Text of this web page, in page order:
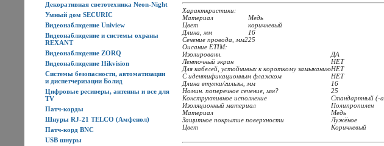
Декоративная светотехника Neon-Night
Умный дом SECURIC
Видеонаблюдение Uniview
Видеонаблюдение и системы охраны
REXANT
Видеонаблюдение ZORQ
Видеонаблюдение Hikvision
Системы безопасности, автоматизации
и диспетчеризации Болид
Цифровые ресиверы, антенны и все для
TV
Патч-корды
Шнуры RJ-21 TELCO (Амфенол)
Патч-корд BNC
USB шнуры
Характкристики:
Материал
Медь
Цвет
коричневый
Длина, мм
16
Сечение провода, мм225
Оисание ETIM:
Изолированн.
ДА
Ленточный экран
НЕТ
Для кабелей, устойчивых к короткому замыканиюНЕТ
С идентификационным флажком
НЕТ
Длина втулки/гильзы, мм
16
Номин. поперечное сечение, мм?
25
Конструктивное исполнение
Стандартный (-
Изоляционный материал
Полипропилен
Материал
Медь
Защитное покрытие поверхности
Лужёное
Цвет
Коричневый